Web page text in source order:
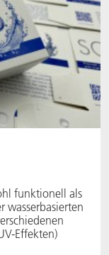
funktionell als
wasserbasierten
Effekten)